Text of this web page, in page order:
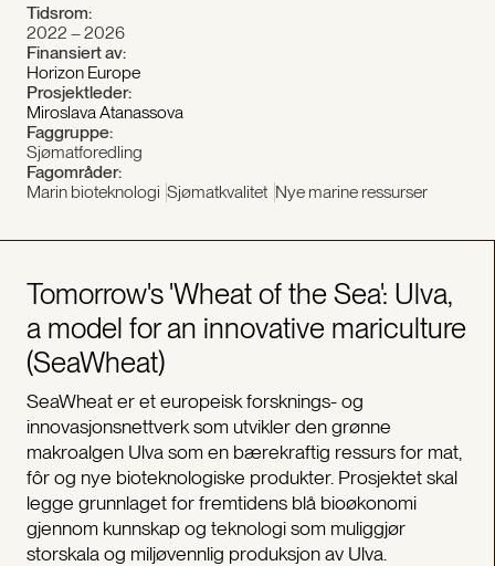
Tidsrom:
2022 – 2026
Finansiert av:
Horizon Europe
Prosjektleder:
Miroslava Atanassova
Faggruppe:
Sjømatforedling
Fagområder:
Marin bioteknologi Sjømatkvalitet Nye marine ressurser
Tomorrow's 'Wheat of the Sea': Ulva,
a model for an innovative mariculture
(SeaWheat)
SeaWheat er et europeisk forsknings- og
innovasjonsnettverk som utvikler den grønne
makroalgen Ulva som en bærekraftig ressurs for mat,
fôr og nye bioteknologiske produkter. Prosjektet skal
legge grunnlaget for fremtidens blå bioøkonomi
gjennom kunnskap og teknologi som muliggjør
storskala og miljøvennlig produksjon av Ulva.